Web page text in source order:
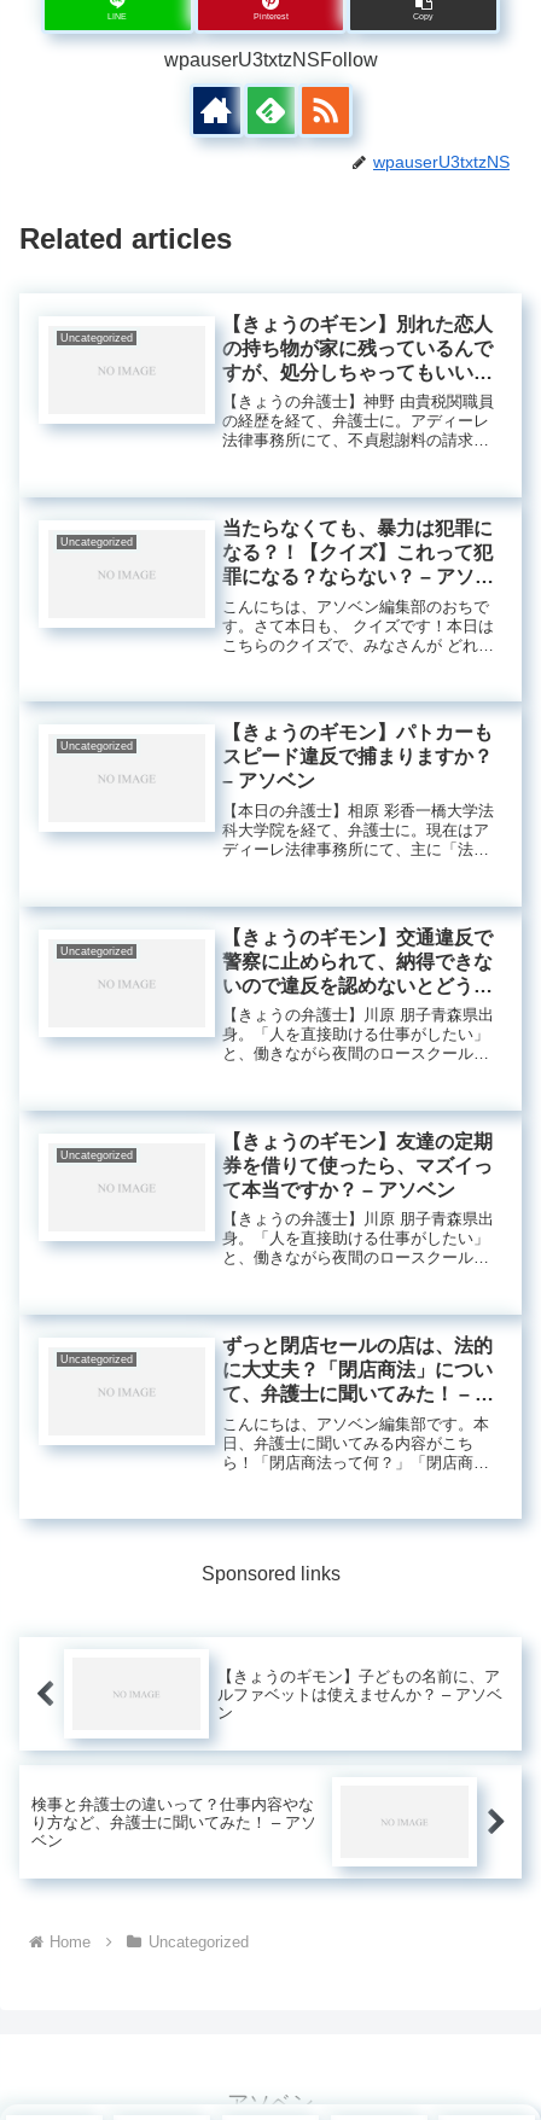
LINE Pinterest Copy
wpauserU3txtzNSFollow
wpauserU3txtzNS
Related articles
Uncategorized
【きょうのギモン】別れた恋人
の持ち物が家に残っているんで
すが、処分しちゃってもいいで
すか？ – アソベン
【きょうの弁護士】神野 由貴税関職員
の経歴を経て、弁護士に。アディーレ
法律事務所にて、不貞慰謝料の請求に
る。プライベートでは、小学生の頃か
らの歴史好き。歴史ドラマやYouTu...
Uncategorized
当たらなくても、暴力は犯罪に
なる？！【クイズ】これって犯
罪になる？ならない？ – アソベ
ン
こんにちは、アソベン編集部のおちで
す。さて本日も、 クイズです！本日は
こちらのクイズで、みなさんが どれだ
る『シチュエーションでの行動』が、
「犯罪になる？」のか「犯罪に...
Uncategorized
【きょうのギモン】パトカーも
スピード違反で捕まりますか？
– アソベン
【本日の弁護士】相原 彩香一橋大学法
科大学院を経て、弁護士に。現在はア
ディーレ法律事務所にて、主に「法律
記事の執筆を手掛ける。月に一度は旅
行に行くほどの旅行好き。パトカー
に...
Uncategorized
【きょうのギモン】交通違反で
警察に止められて、納得できな
いので違反を認めないとどうな
りますか？ – アソベン
【きょうの弁護士】川原 朋子青森県出
身。「人を直接助ける仕事がしたい」
と、働きながら夜間のロースクールに
数の資格を持つ。現在、アディーレ法
律事務所では、弁護士の立場からマー
ケ...
Uncategorized
【きょうのギモン】友達の定期
券を借りて使ったら、マズイっ
て本当ですか？ – アソベン
【きょうの弁護士】川原 朋子青森県出
身。「人を直接助ける仕事がしたい」
と、働きながら夜間のロースクールに
数の資格を持つ。現在、アディーレ法
律事務所では、弁護士の立場からマー
ケ...
Uncategorized
ずっと閉店セールの店は、法的
に大丈夫？「閉店商法」につい
て、弁護士に聞いてみた！ – ア
ソベン
こんにちは、アソベン編集部です。本
日、弁護士に聞いてみる内容がこち
ら！「閉店商法って何？」「閉店商法
など、詳しく教えてもらいます！「閉
Sponsored links
【きょうのギモン】子どもの名前に、ア
ルファベットは使えませんか？ – アソベ
ン
検事と弁護士の違いって？仕事内容やな
り方など、弁護士に聞いてみた！ – アソ
ベン
Home Uncategorized
アソベン